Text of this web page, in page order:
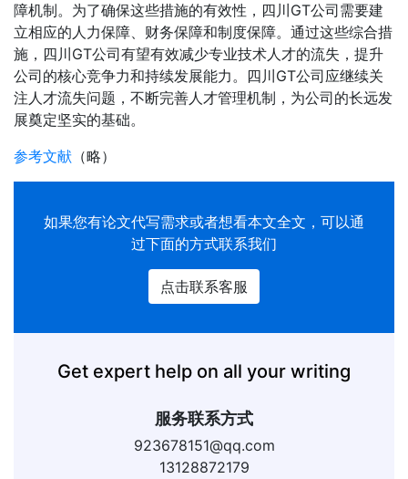
障机制。为了确保这些措施的有效性，四川GT公司需要建
立相应的人力保障、财务保障和制度保障。通过这些综合措
施，四川GT公司有望有效减少专业技术人才的流失，提升
公司的核心竞争力和持续发展能力。四川GT公司应继续关
注人才流失问题，不断完善人才管理机制，为公司的长远发
展奠定坚实的基础。
参考文献 （略）
如果您有论文代写需求或者想看本文全文，可以通
过下面的方式联系我们
点击联系客服
Get expert help on all your writing
服务联系方式
923678151@qq.com
13128872179